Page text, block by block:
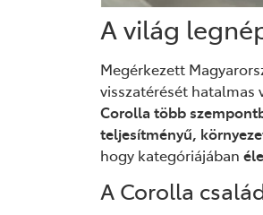
A világ
Megérkezett
visszatérését hatalmas
Corolla több
teljesítményű,
hogy kategóriájában
A Corolla